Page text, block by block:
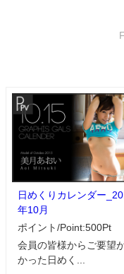
日めくりカレンダー
年10月
ポイント/Point:500Pt
会員の皆様からご要望
かった日めく...